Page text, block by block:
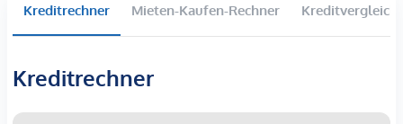
Außenliegender elektrischer Sonnenschutz
Gegensprechanlage über HandyApp
E-Mobilität
Kreditrechner Mieten-Kaufen-Rechner Kreditvergleich
Kreditrechner